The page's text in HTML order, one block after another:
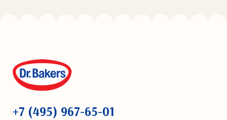
+7 (495) 967-65-01